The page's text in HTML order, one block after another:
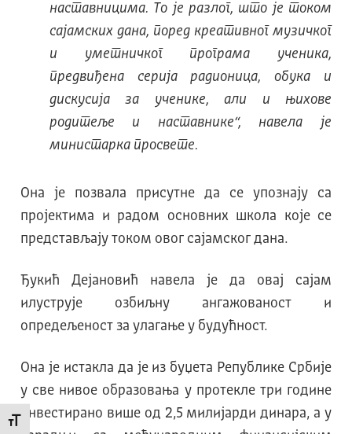
Промени величину слова
наставницима. То је разлог, што је током
сајамских дана, поред креативног музичког
и уметничког програма ученика,
предвиђена серија радионица, обука и
дискусија за ученике, али и њихове
родитеље и наставнике“, навела је
министарка просвете.
Она је позвала присутне да се упознају са
пројектима и радом основних школа које се
представљају током овог сајамског дана.
Ђукић Дејановић навела је да овај сајам
илуструје озбиљну ангажованост и
опредељеност за улагање у будућност.
Она је истакла да је из буџета Републике Србије
у све нивое образовања у протекле три године
инвестирано више од 2,5 милијарди динара, а у